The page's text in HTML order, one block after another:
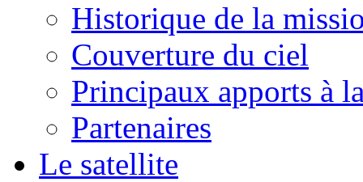
Historique de la
Couverture du ciel
Principaux apports à
Partenaires
Le satellite